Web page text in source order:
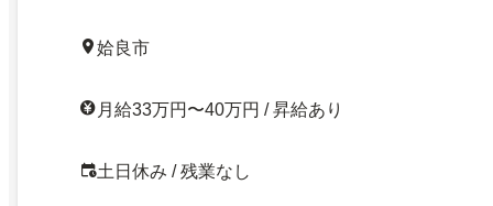
姶良市
月給33万円〜40万円 / 昇給あり
土日休み / 残業なし